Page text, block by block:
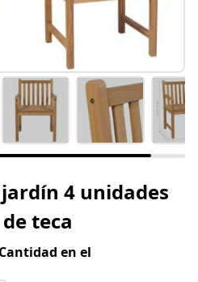
4 unidades
teca
en el